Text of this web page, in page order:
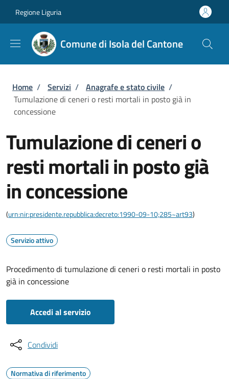
Regione Liguria
Comune di Isola del Cantone
Briciole di pane
Home / Servizi / Anagrafe e stato civile /
Tumulazione di ceneri o resti mortali in posto già in
concessione
Tumulazione di ceneri o
resti mortali in posto già
in concessione
(urn:nir:presidente.repubblica:decreto:1990-09-10;285~art93)
Servizio attivo
Procedimento di tumulazione di ceneri o resti mortali in posto
già in concessione
Accedi al servizio
Condividi
Normativa di riferimento